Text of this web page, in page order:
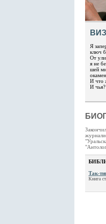
Я
ключ
От
я не
шей
И что
И чья?
Так-
Книга